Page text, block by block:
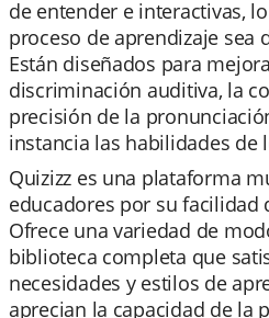
de entender e interactivas,
proceso de aprendizaje sea
Están diseñados para
discriminación auditiva, la
precisión de la
instancia las habilidades de
Quizizz es una plataforma
educadores por su facilidad
Ofrece una variedad de
biblioteca completa que
necesidades y estilos de
aprecian la capacidad de la